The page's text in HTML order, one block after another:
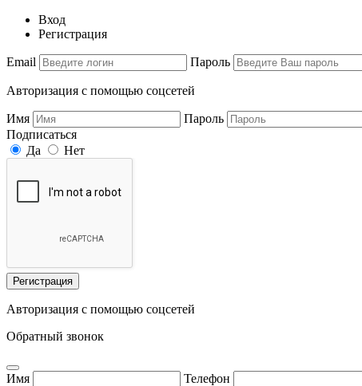
Вход
Регистрация
Email Пароль
Авторизация с помощью соцсетей
Имя Пароль
Подписаться
Да
Нет
Регистрация
Авторизация с помощью соцсетей
Обратный звонок
Имя Телефон